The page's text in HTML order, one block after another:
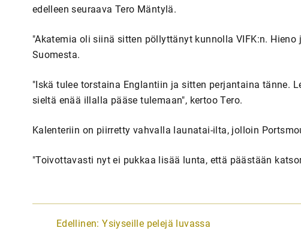
edelleen seuraava Tero Mäntylä.
"Akatemia oli siinä sitten pöllyttänyt kunnolla VIFK:n.
Suomesta.
"Iskä tulee torstaina Englantiin ja sitten perjantaina tänne.
sieltä enää illalla pääse tulemaan", kertoo Tero.
Kalenteriin on piirretty vahvalla launatai-ilta, jolloin
"Toivottavasti nyt ei pukkaa lisää lunta, että päästään
A
Edellinen: Ysiyseille pelejä luvassa